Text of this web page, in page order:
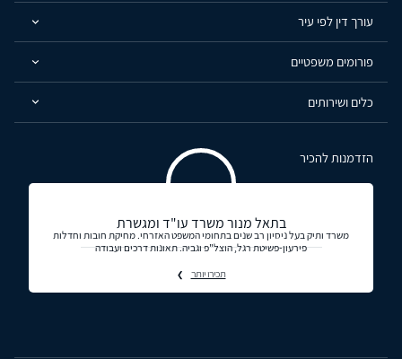
עורך דין לפי עיר
פורומים משפטיים
כלים ושירותים
הזדמנות להכיר
בתאל מנור משרד עו"ד ומגשרת
משרד ותיק בעל ניסיון רב שנים בתחומי המשפט האזרחי. מחיקת חובות וחדלות
פירעון-פשיטת רגל, הוצל"פ וגביה. תאונות דרכים ועבודה
תכירו יותר